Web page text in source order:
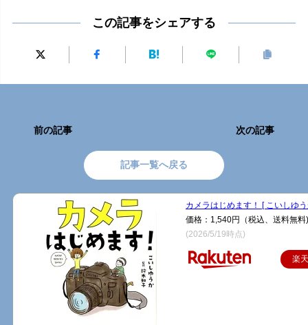
この記事をシェアする
前の記事
記事一覧へ戻る
次の記事
カメラはじめます！ [ こいしゆ
価格：1,540円（税込、送料無料)
(2026/5/19時点)
楽